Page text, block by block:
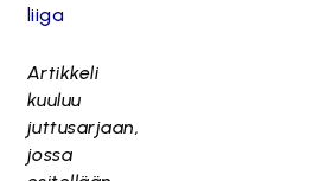
liiga
Artikkeli
kuuluu
juttusarjaan,
jossa